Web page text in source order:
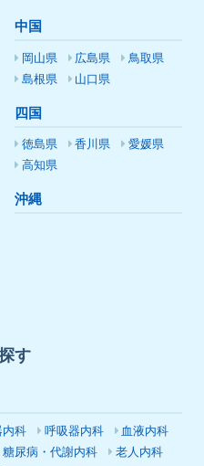
中国
岡山県 広島県
鳥取県
島根県
山口県
四国
徳島県 香川県
愛媛県
高知県
沖縄
す
内科 呼吸器内科
血液内科
糖尿病・代謝内科
老人内科